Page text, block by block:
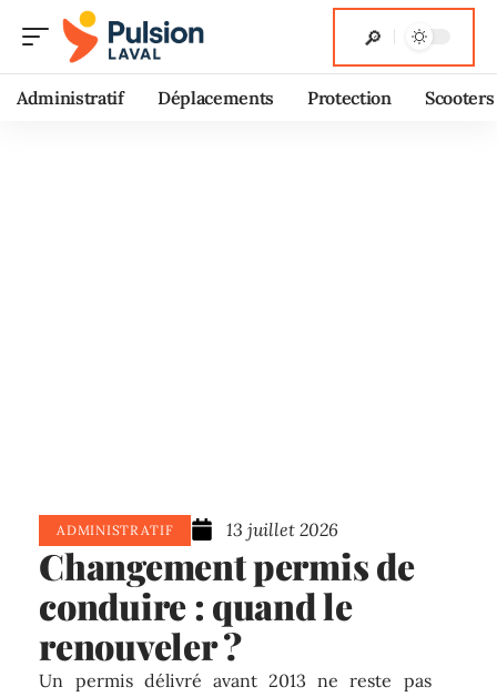
Administratif Déplacements Protection Scooters
ADMINISTRATIF 13 juillet 2026
Changement permis de
conduire : quand le
renouveler ?
Un permis délivré avant 2013 ne reste pas